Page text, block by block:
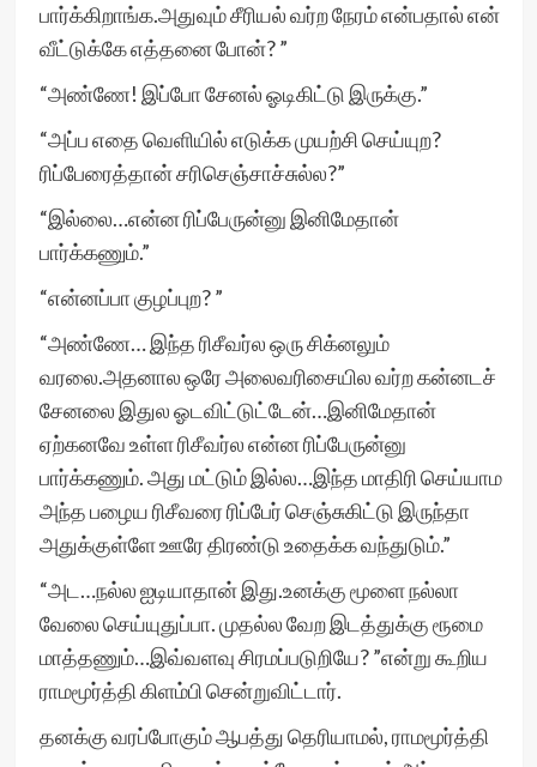
பார்க்கிறாங்க.அதுவும் சீரியல் வர்ற நேரம் என்பதால் என்
வீட்டுக்கே எத்தனை போன்? ”
“அண்ணே! இப்போ சேனல் ஓடிகிட்டு இருக்கு.”
“அப்ப எதை வெளியில் எடுக்க முயற்சி செய்யுற?
ரிப்பேரைத்தான் சரிசெஞ்சாச்சுல்ல?”
“இல்லை…என்ன ரிப்பேருன்னு இனிமேதான்
பார்க்கணும்.”
“என்னப்பா குழப்புற? ”
“அண்ணே… இந்த ரிசீவர்ல ஒரு சிக்னலும்
வரலை.அதனால ஒரே அலைவரிசையில வர்ற கன்னடச்
சேனலை இதுல ஓடவிட்டுட்டேன்…இனிமேதான்
ஏற்கனவே உள்ள ரிசீவர்ல என்ன ரிப்பேருன்னு
பார்க்கணும். அது மட்டும் இல்ல…இந்த மாதிரி செய்யாம
அந்த பழைய ரிசீவரை ரிப்பேர் செஞ்சுகிட்டு இருந்தா
அதுக்குள்ளே ஊரே திரண்டு உதைக்க வந்துடும்.”
“அட…நல்ல ஐடியாதான் இது.உனக்கு மூளை நல்லா
வேலை செய்யுதுப்பா. முதல்ல வேற இடத்துக்கு ரூமை
மாத்தணும்…இவ்வளவு சிரமப்படுறியே? ”என்று கூறிய
ராமமூர்த்தி கிளம்பி சென்றுவிட்டார்.
தனக்கு வரப்போகும் ஆபத்து தெரியாமல், ராமமூர்த்தி